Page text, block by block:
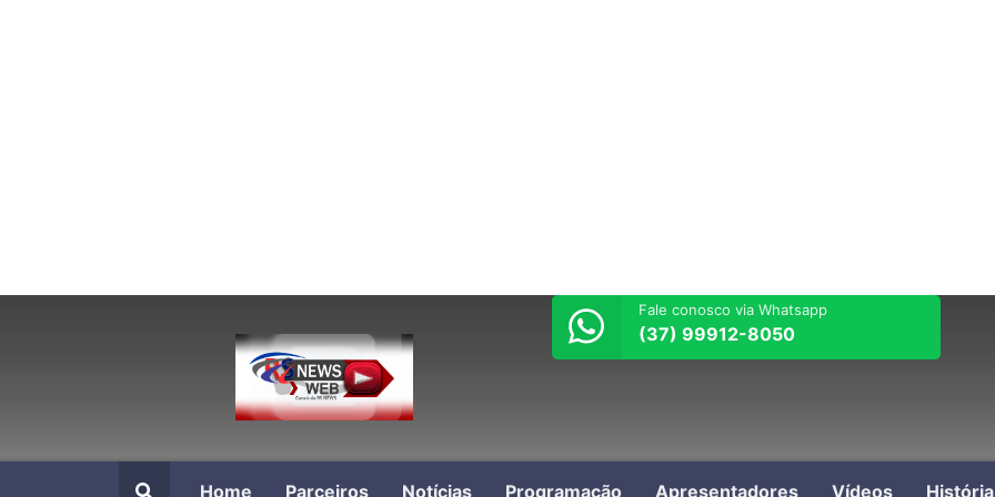
Fale conosco via Whatsapp
(37) 99912-8050
Home Parceiros Notícias Programação Apresentadores Vídeos